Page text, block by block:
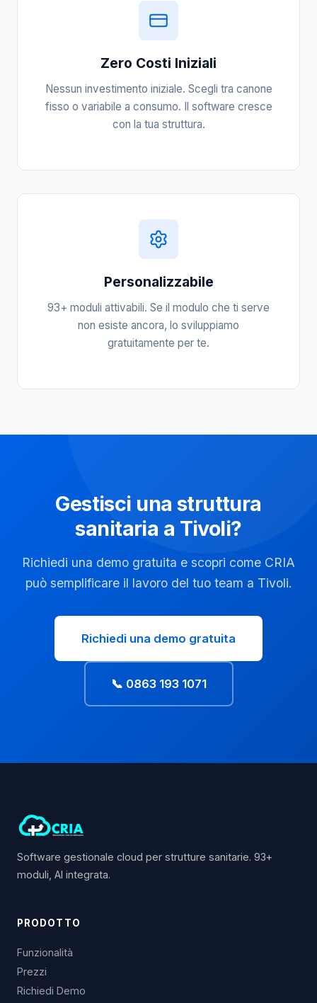
Zero Costi Iniziali
Nessun investimento iniziale. Scegli tra canone
fisso o variabile a consumo. Il software cresce
con la tua struttura.
Personalizzabile
93+ moduli attivabili. Se il modulo che ti serve
non esiste ancora, lo sviluppiamo
gratuitamente per te.
Gestisci una struttura
sanitaria a Tivoli?
Richiedi una demo gratuita e scopri come CRIA
può semplificare il lavoro del tuo team a Tivoli.
Richiedi una demo gratuita
📞 0863 193 1071
Software gestionale cloud per strutture sanitarie. 93+
moduli, AI integrata.
PRODOTTO
Funzionalità
Prezzi
Richiedi Demo